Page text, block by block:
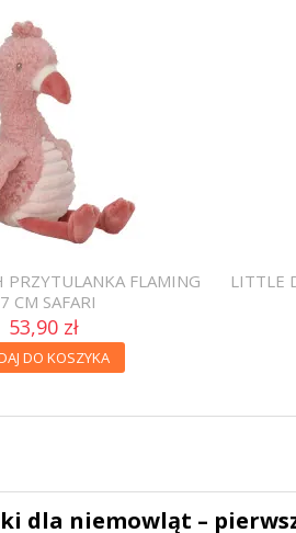
PRZYTULANKA FLAMING
CM SAFARI
53,90 zł
DO KOSZYKA
LITTLE
dla niemowląt –